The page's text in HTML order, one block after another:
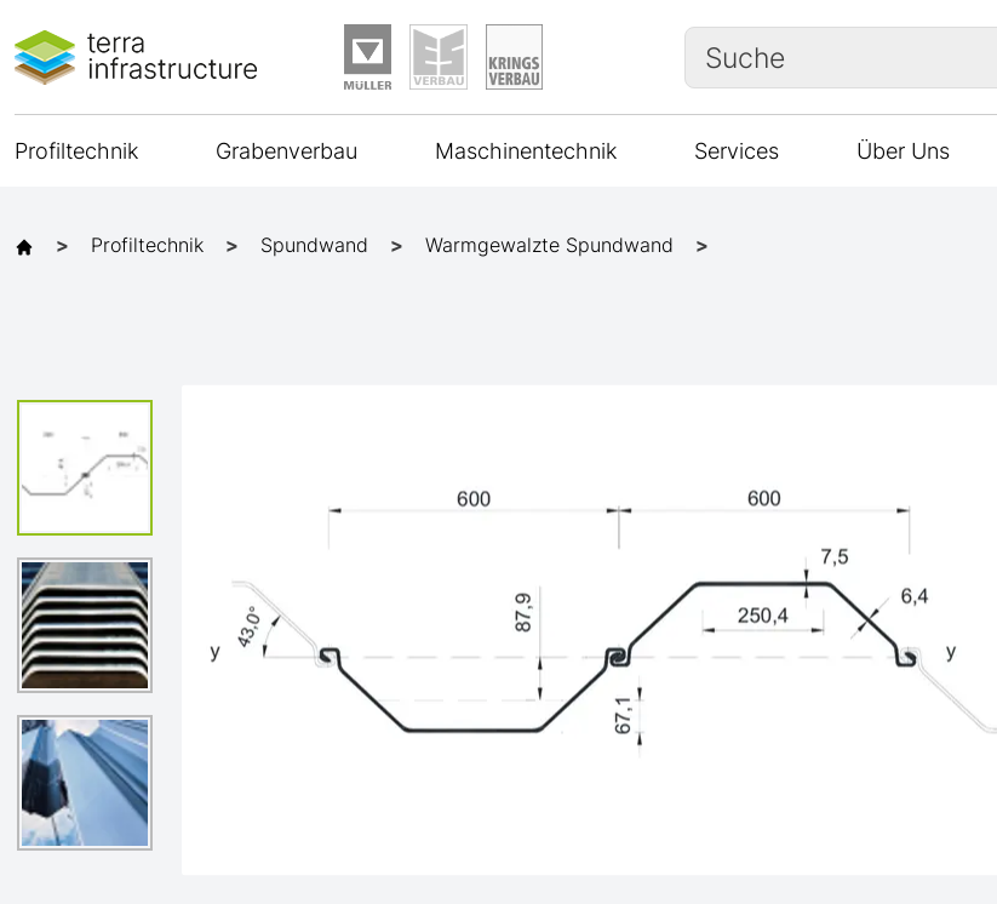
Suche
Profiltechnik Grabenverbau Maschinentechnik Services Über Uns
Profiltechnik Spundwand Warmgewalzte Spundwand